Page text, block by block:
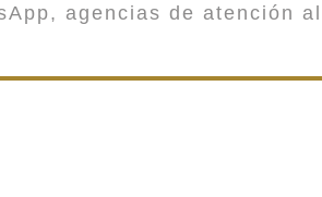
agencias de atención